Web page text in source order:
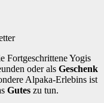
Fortgeschrittene Yogis
oder als Geschenk
Alpaka-Erlebins ist
Gutes zu tun.